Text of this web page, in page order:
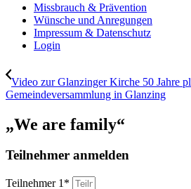
Missbrauch & Prävention
Wünsche und Anregungen
Impressum & Datenschutz
Login
Video zur Glanzinger Kirche 50 Jahre
Gemeindeversammlung in Glanzing
„We are family“
Teilnehmer anmelden
Teilnehmer 1*